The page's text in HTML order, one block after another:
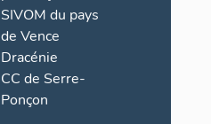
SIVOM du pays
de Vence
Dracénie
CC de Serre-
Ponçon